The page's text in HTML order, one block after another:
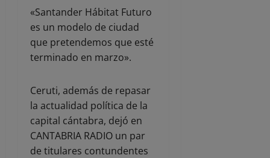
«Santander Hábitat Futuro
es un modelo de ciudad
que pretendemos que esté
terminado en marzo».
Ceruti, además de repasar
la actualidad política de la
capital cántabra, dejó en
CANTABRIA RADIO un par
de titulares contundentes